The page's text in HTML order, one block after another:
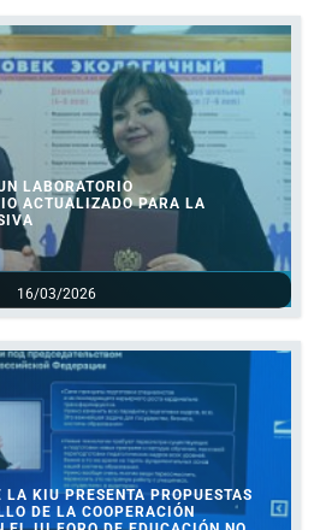
16/03/2026
LABORATORIO
ACTUALIZADO PARA LA
KIU PRESENTA PROPUESTAS
DE LA COOPERACIÓN